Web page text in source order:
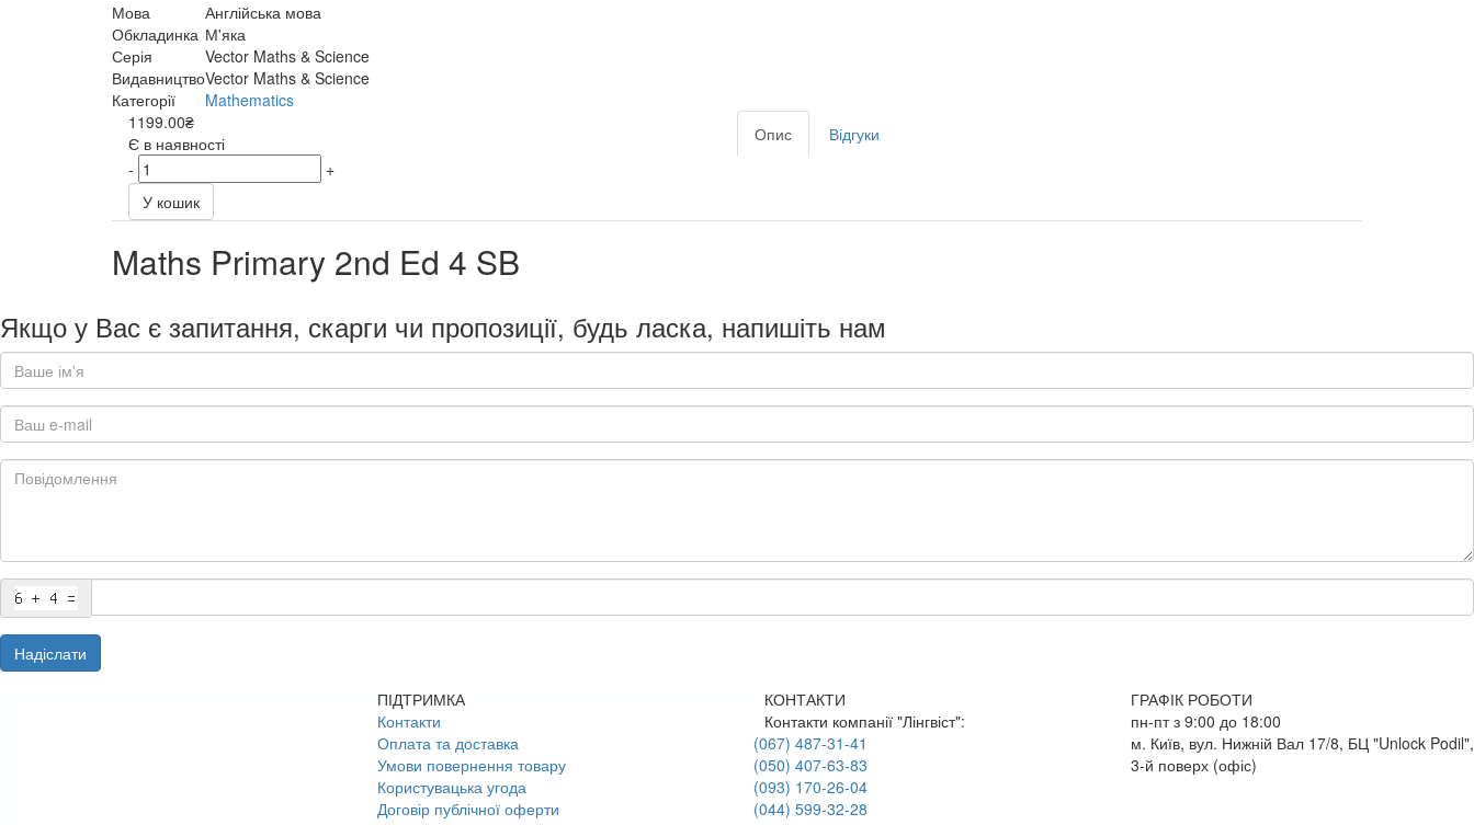
Мова
Англійська мова
Обкладинка М'яка
Серія
Vector Maths & Science
ВидавництвоVector Maths & Science
Категорії
Mathematics
1199.00₴
Є в наявності
-
+
У кошик
Опис Відгуки
Maths Primary 2nd Ed 4 SB
Якщо у Вас є запитання, скарги чи пропозиції, будь ласка, напишіть нам
Надіслати
ПІДТРИМКА
Контакти
Оплата та доставка
Умови повернення товару
Користувацька угода
Договір публічної оферти
КОНТАКТИ
Контакти компанії "Лінгвіст":
(067) 487-31-41
(050) 407-63-83
(093) 170-26-04
(044) 599-32-28
ГРАФІК РОБОТИ
пн-пт з 9:00 до 18:00
м. Київ, вул. Нижній Вал 17/8, БЦ "Unlock Podil",
3-й поверх (офіс)